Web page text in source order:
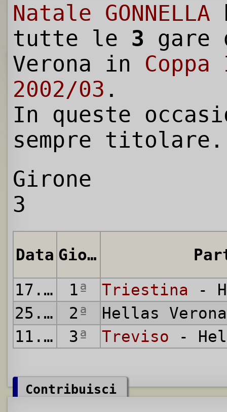
Natale GONNELLA
tutte le 3 gare
Verona in
2002/03 .
In queste
sempre titolare.
Girone
3
Data Giornata
17.08.2002
1ª Triestina -
25.08.2002
2ª
Hellas
11.09.2002
3ª Treviso -
Contribuisci